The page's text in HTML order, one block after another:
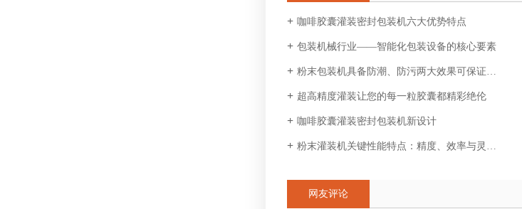
咖啡胶囊灌装密封包装机六大优势特点
包装机械行业——智能化包装设备的核心要素
粉末包装机具备防潮、防污两大效果可保证药品安全
超高精度灌装让您的每一粒胶囊都精彩绝伦
咖啡胶囊灌装密封包装机新设计
粉末灌装机关键性能特点：精度、效率与灵活性
网友评论